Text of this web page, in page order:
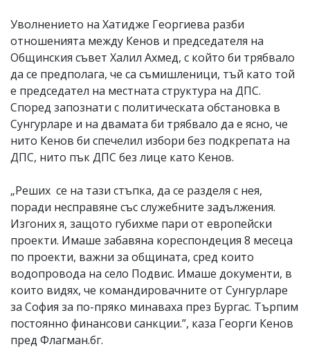
Уволнението на Хатидже Георгиева разби
отношенията между Кенов и председателя на
Общинския съвет Халил Ахмед, с който би трябвало
да се предполага, че са съмишленици, тъй като той
е председател на местната структура на ДПС.
Според запознати с политическата обстановка в
Сунгурларе и на двамата би трябвало да е ясно, че
нито Кенов би спечелил избори без подкрепата на
ДПС, нито пък ДПС без лице като Кенов.
„Реших се на тази стъпка, да се разделя с нея,
поради несправяне със служебните задължения.
Изгоних я, защото губихме пари от европейски
проекти. Имаше забавяна кореспондеция 8 месеца
по проекти, важни за общината, сред които
водопровода на село Подвис. Имаше документи, в
които видях, че командировачните от Сунгурларе
за София за по-пряко минаваха през Бургас. Търпим
постоянно финансови санкции.”, каза Георги Кенов
пред Флагман.бг.